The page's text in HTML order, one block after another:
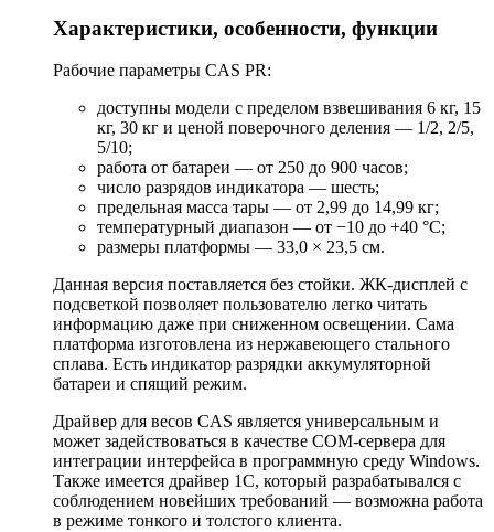
Характеристики, особенности, функции
Рабочие параметры CAS PR:
доступны модели с пределом взвешивания 6 кг, 15
кг, 30 кг и ценой поверочного деления — 1/2, 2/5,
5/10;
работа от батареи — от 250 до 900 часов;
число разрядов индикатора — шесть;
предельная масса тары — от 2,99 до 14,99 кг;
температурный диапазон — от −10 до +40 °C;
размеры платформы — 33,0 × 23,5 см.
Данная версия поставляется без стойки. ЖК-дисплей с
подсветкой позволяет пользователю легко читать
информацию даже при сниженном освещении. Сама
платформа изготовлена из нержавеющего стального
сплава. Есть индикатор разрядки аккумуляторной
батареи и спящий режим.
Драйвер для весов CAS является универсальным и
может задействоваться в качестве COM-сервера для
интеграции интерфейса в программную среду Windows.
Также имеется драйвер 1С, который разрабатывался с
соблюдением новейших требований — возможна работа
в режиме тонкого и толстого клиента.